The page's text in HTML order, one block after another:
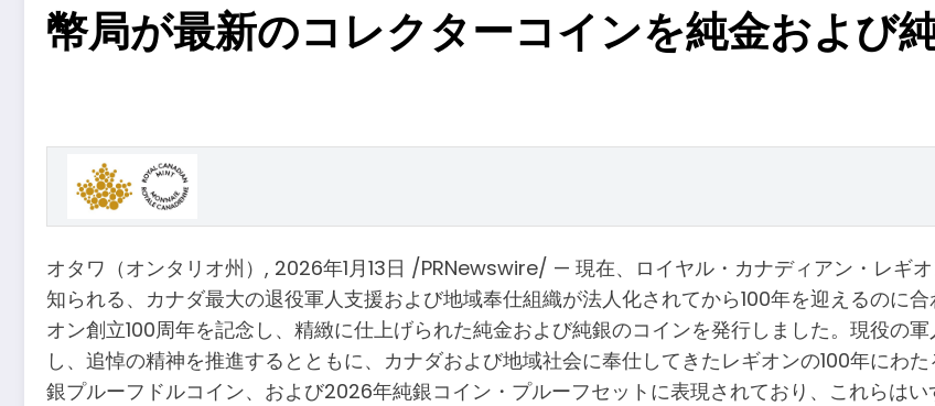
幣局が最新のコレクターコインを純金および
オタワ（オンタリオ州） , 2026年1月13日 /PRNewswire/ — 現在、ロイヤル・カナディアン・レギ
知られる、カナダ最大の退役軍人支援および地域奉仕組織が法人化されてから100年を迎えるの
オン創立100周年を記念し、精緻に仕上げられた純金および純銀のコインを発行しました。現役の
し、追悼の精神を推進するとともに、カナダおよび地域社会に奉仕してきたレギオンの100年にわ
銀プルーフドルコイン、および2026年純銀コイン・プルーフセットに表現されており、これらはい